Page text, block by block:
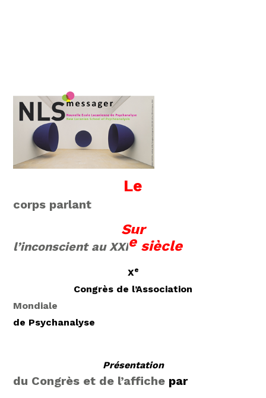
Le
corps parlant
Sur
l’inconscient au XXIesiècle
Xe
Congrès de l’Association
Mondiale
de Psychanalyse
Présentation
du Congrès et de l’affiche par